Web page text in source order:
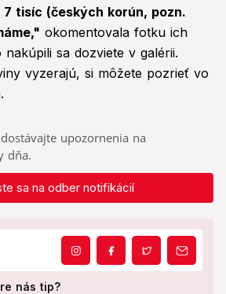
7 tisíc (českých korún, pozn.
okomentovala fotku ich
sa dozviete v galérii.
vyzerajú, si môžete pozrieť vo
upozornenia na
dňa.
sa na odber notifikácií
nás tip?